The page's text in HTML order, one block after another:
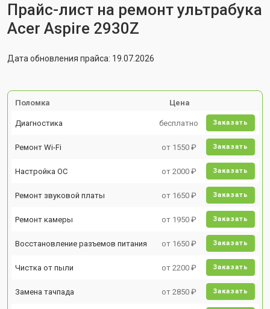
Прайс-лист на ремонт ультрабука
Acer Aspire 2930Z
Дата обновления прайса: 19.07.2026
Поломка Цена
Диагностика бесплатно Заказать
Ремонт Wi-Fi от 1550 ₽ Заказать
Настройка ОС от 2000 ₽ Заказать
Ремонт звуковой платы от 1650 ₽ Заказать
Ремонт камеры от 1950 ₽ Заказать
Восстановление разъемов питания от 1650 ₽ Заказать
Чистка от пыли от 2200 ₽ Заказать
Замена тачпада от 2850 ₽ Заказать